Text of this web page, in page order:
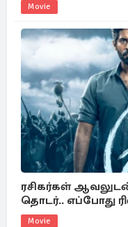
Movie
ரசிகர்கள்
தொடர்.. எப்போது
Movie